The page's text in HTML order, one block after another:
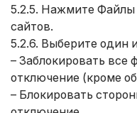
5.2.5. Нажмите Файлы
сайтов.
5.2.6. Выберите один
– Заблокировать все
отключение (кроме
– Блокировать